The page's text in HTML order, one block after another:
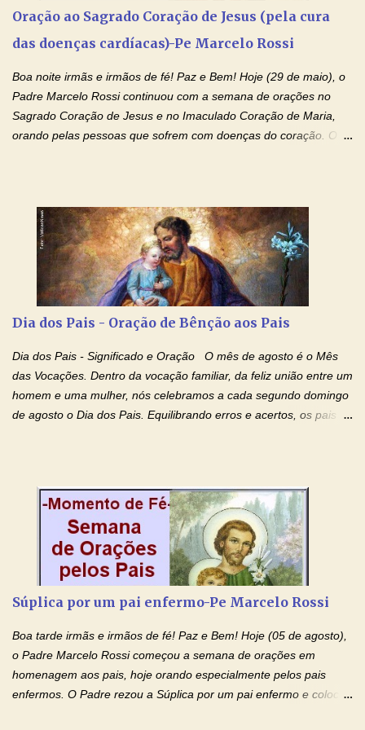
(apresente aqui o seu pedido...) Eu, desde já, agradeço de
coração, confiante que o Senhor me atenderá. Eu louvo o Pai por
agradeço de coração ao Espíri...
Oração ao Sagrado Coração de Jesus (pela cura
das doenças cardíacas)-Pe Marcelo Rossi
Boa noite irmãs e irmãos de fé! Paz e Bem! Hoje (29 de maio), o
Padre Marcelo Rossi continuou com a semana de orações no
Sagrado Coração de Jesus e no Imaculado Coração de Maria,
orando pelas pessoas que sofrem com doenças do coração. O
esta abençoada semana de orações no programa de rádio
Momento de Fé, vamos juntos formar uma forte corrente de
orações com o Padre Marcelo. Não desista do milagre, da cura;
tenha fé, creia firmemente e ore incessantemente até que o
Kairós aconteça em sua vida. Fique no Amor Ágape de Jesus e
Mensagem do Padre Marcelo Rossi por E-mail: Amados!! Nesta
quarta feira, vamos orar pelas pessoas que sofrem com as
doenças do coração, NO SAGRADO CORAÇÃO DE JESUS E NO
IMACULADO CORAÇÃO DE MAR...
Dia dos Pais - Oração de Bênção aos Pais
Dia dos Pais - Significado e Oração O mês de agosto é o Mês
das Vocações. Dentro da vocação familiar, da feliz união entre um
homem e uma mulher, nós celebramos a cada segundo domingo
de agosto o Dia dos Pais. Equilibrando erros e acertos, os pais
conforto, boa alimentação, educação de qualidade. E, em geral,
procuram orientá-los para que enfrentem o mundo, com suas
alegrias, com seus dissabores. Acompanham-nos em suas
vitórias, em seus fracassos, em suas lutas. É claro que há
exceções, mas essas exceções só confirmam uma regra porque
estado natural, normal. O mundo de hoje apresenta anomalias
absurdas. Temos notícia de pais que torturam seus filhos, que os
desrespeitam, que espancam ou matam a mãe na presença dos
filhos. Mas isso não é o c...
Súplica por um pai enfermo-Pe Marcelo Rossi
Boa tarde irmãs e irmãos de fé! Paz e Bem! Hoje (05 de agosto),
o Padre Marcelo Rossi começou a semana de orações em
homenagem aos pais, hoje orando especialmente pelos pais
enfermos. O Padre rezou a Súplica por um pai enfermo e colocou